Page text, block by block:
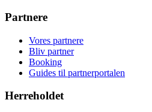
Partnere
Vores partnere
Bliv partner
Booking
Guides til partnerportalen
Herreholdet